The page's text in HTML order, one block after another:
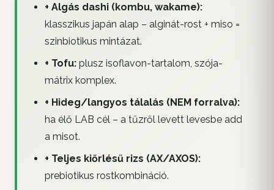
+ Algás dashi (kombu, wakame):
klasszikus japán alap – alginát-rost + miso =
szinbiotikus mintázat.
+ Tofu:plusz isoflavon-tartalom, szója-
mátrix komplex.
+ Hideg/langyos tálalás (NEM forralva):
ha élő LAB cél – a tűzről levett levesbe add
a misot.
+ Teljes kiőrlésű rizs (AX/AXOS):
prebiotikus rostkombináció.